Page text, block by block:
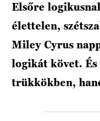
Elsőre
élettelen,
Miley Cyrus
logikát követ. És
trükkökben,